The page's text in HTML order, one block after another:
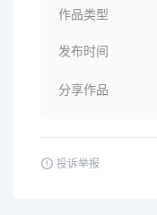
作品类型
发布时间
分享作品
投诉举报